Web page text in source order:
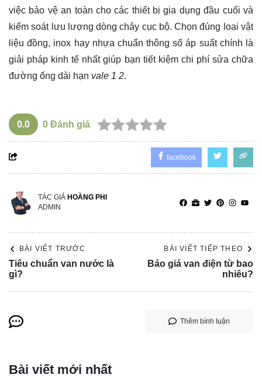
việc bảo vệ an toàn cho các thiết bị gia dụng đầu cuối và
kiểm soát lưu lượng dòng chảy cục bộ. Chọn đúng loại vật
liệu đồng, inox hay nhựa chuẩn thông số áp suất chính là
giải pháp kinh tế nhất giúp bạn tiết kiệm chi phí sửa chữa
đường ống dài hạn vale 1 2.
0.0 0 Đánh giá
facebook
TÁC GIẢ HOÀNG PHI
ADMIN
BÀI VIẾT TRƯỚC
Tiêu chuẩn van nước là
gì?
BÀI VIẾT TIẾP THEO
Báo giá van điện từ bao
nhiêu?
Thêm bình luận
Bài viết mới nhất